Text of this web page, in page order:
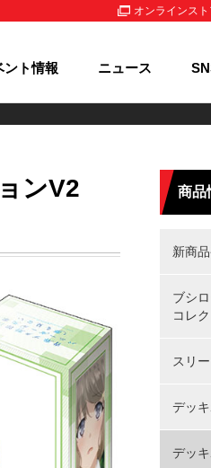
オンラインスト
ント情報 ニュース
ンV2
商品
新商
ブシ
コレ
スリ
デッ
デッ